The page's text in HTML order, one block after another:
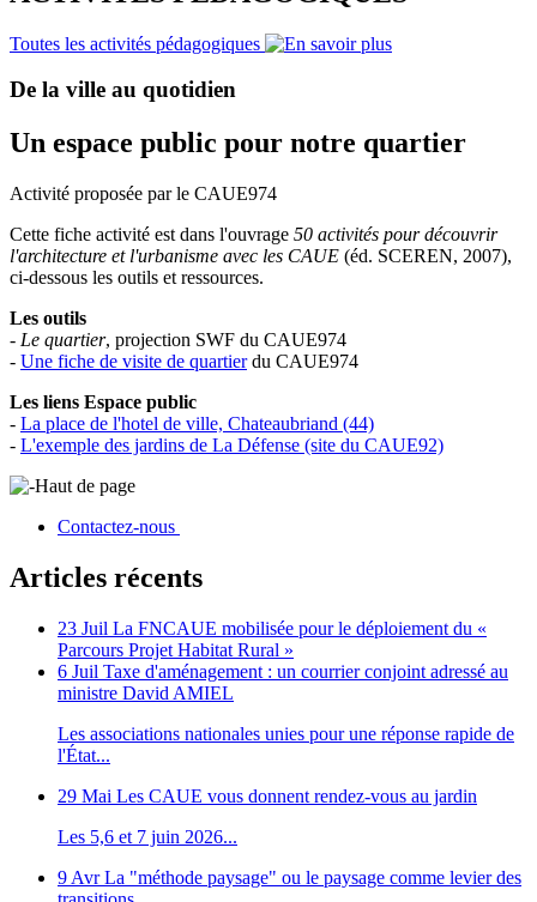
Toutes les activités pédagogiques
De la ville au quotidien
Un espace public pour notre quartier
Activité proposée par le CAUE974
Cette fiche activité est dans l'ouvrage 50 activités pour découvrir
l'architecture et l'urbanisme avec les CAUE (éd. SCEREN, 2007),
ci-dessous les outils et ressources.
Les outils
- Le quartier, projection SWF du CAUE974
- Une fiche de visite de quartierdu CAUE974
Les liens Espace public
- La place de l'hotel de ville, Chateaubriand (44)
- L'exemple des jardins de La Défense (site du CAUE92)
Haut de page
Contactez-nous
Articles récents
23 Juil La FNCAUE mobilisée pour le déploiement du «
Parcours Projet Habitat Rural »
6 Juil Taxe d'aménagement : un courrier conjoint adressé au
ministre David AMIEL
Les associations nationales unies pour une réponse rapide de
l'État...
29 Mai Les CAUE vous donnent rendez-vous au jardin
Les 5,6 et 7 juin 2026...
9 Avr La "méthode paysage" ou le paysage comme levier des